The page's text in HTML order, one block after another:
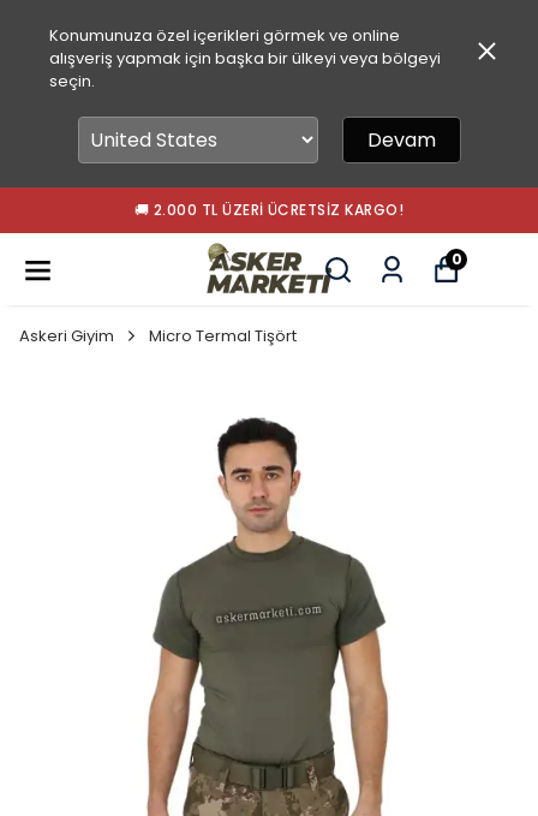
Konumunuza özel içerikleri görmek ve online
alışveriş yapmak için başka bir ülkeyi veya bölgeyi
seçin.
Devam
🚚 2.000 TL ÜZERI ÜCRETSIZ KARGO!
0
Askeri Giyim Micro Termal Tişört